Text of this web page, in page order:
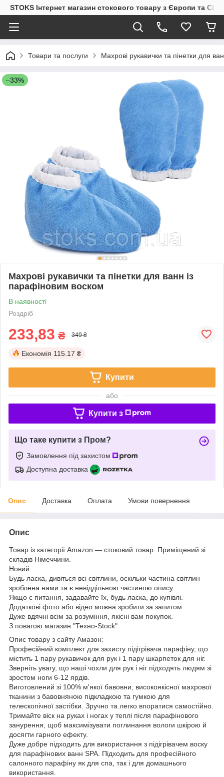
STOKS Інтернет магазин стокового товару з Європи та
Товари та послуги Махрові рукавички та пінетки для
–33%
Махрові рукавички та пінетки для ванн із
парафіновим воском
В наявності
Роздріб
233,83 ₴ 349 ₴
Економія 115.17 ₴
Купити
або
Купити з
Що таке купити з Пром?
Замовлення під захистом
Доступна доставка
Опис Доставка Оплата Умови повернення
Опис
Товар із категорії Amazon — стоковий товар. Приміщений зі
складів Німеччини.
Новий
Будь ласка, дивіться всі світлини, оскільки частина світлин
зроблена нами та є невіддільною частиною опису.
Якщо є питання, задавайте їх, будь ласка, до купівлі.
Додаткові фото або відео можна зробити за запитом.
Дуже вдячні всім за розуміння, якісні вам покупок.
З повагою магазин "Техно-Stock"
Опис товару з сайту Амазон:
Професійний комплект для захисту підігрівача парафіну, що
містить 1 пару рукавичок для рук і 1 пару шкарпеток для ніг.
Зверніть увагу, що наші чохли для рук і ніг підходять людям зі
зростом ноги 6-12 ярдів.
Виготовлений зі 100% м'якої бавовни, високоякісної махрової
тканини з бавовняною підкладкою та гумкою для
телескопічної застібки. Зручно та легко впоратися самостійно.
Тримайте віск на руках і ногах у теплі після парафінового
занурення, щоб максимізувати поглинання вологи шкірою й
досягти гарного ефекту.
Дуже добре підходить для використання з підігрівачем воску
для парафінових ванн SPA. Підходить для професійного
салонного парафіну як для спа, так і для домашнього
використання.